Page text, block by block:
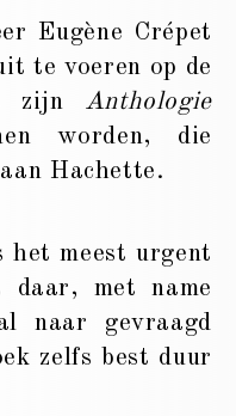
Eugène Crépet
te voeren op de
zijn Anthologie
worden, die
Hachette.
meest urgent
daar, met name
naar gevraagd
zelfs best duur